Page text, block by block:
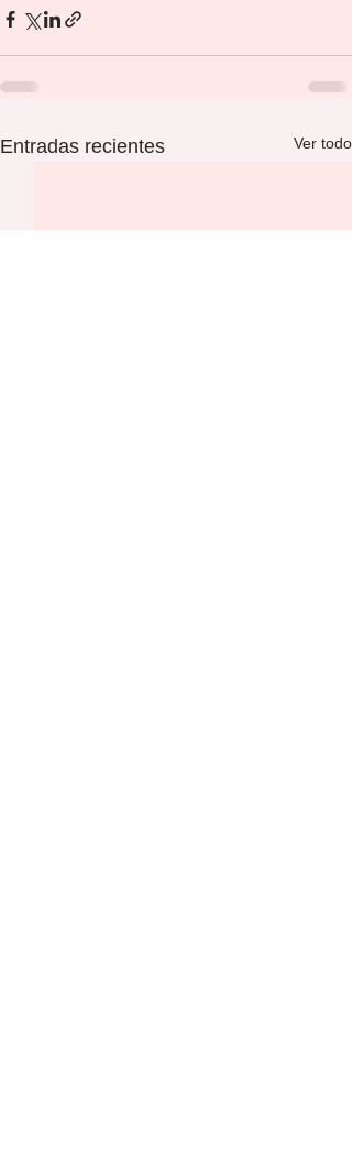
Entradas recientes Ver todo